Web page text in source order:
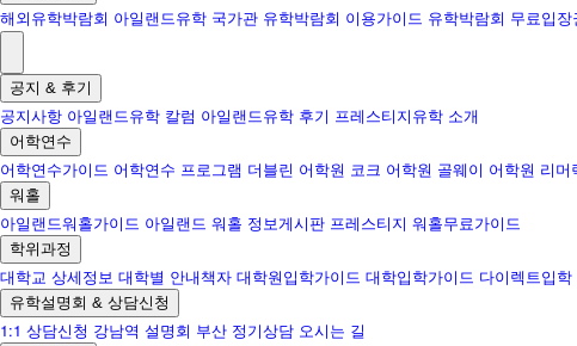
해외유학박람회 아일랜드유학 국가관 유학박람회 이용가이드 유학박람회 무료입장
공지 & 후기
공지사항 아일랜드유학 칼럼 아일랜드유학 후기 프레스티지유학 소개
어학연수
어학연수가이드 어학연수 프로그램 더블린 어학원 코크 어학원 골웨이 어학원 리머
워홀
아일랜드워홀가이드 아일랜드 워홀 정보게시판 프레스티지 워홀무료가이드
학위과정
대학교 상세정보 대학별 안내책자 대학원입학가이드 대학입학가이드 다이렉트입학
유학설명회 & 상담신청
1:1 상담신청 강남역 설명회 부산 정기상담 오시는 길